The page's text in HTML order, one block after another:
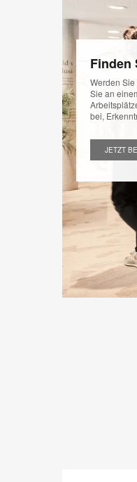
Jetzt
Finden
Werden Sie
Sie an
bei,
JETZT